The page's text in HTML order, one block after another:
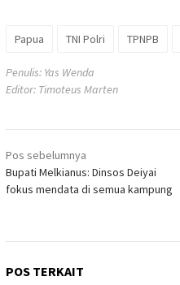
Papua TNI Polri TPNPB
Penulis: Yas Wenda
Editor: Timoteus Marten
Navigasi
pos
Pos sebelumnya
Bupati Melkianus: Dinsos Deiyai
fokus mendata di semua kampung
POS TERKAIT